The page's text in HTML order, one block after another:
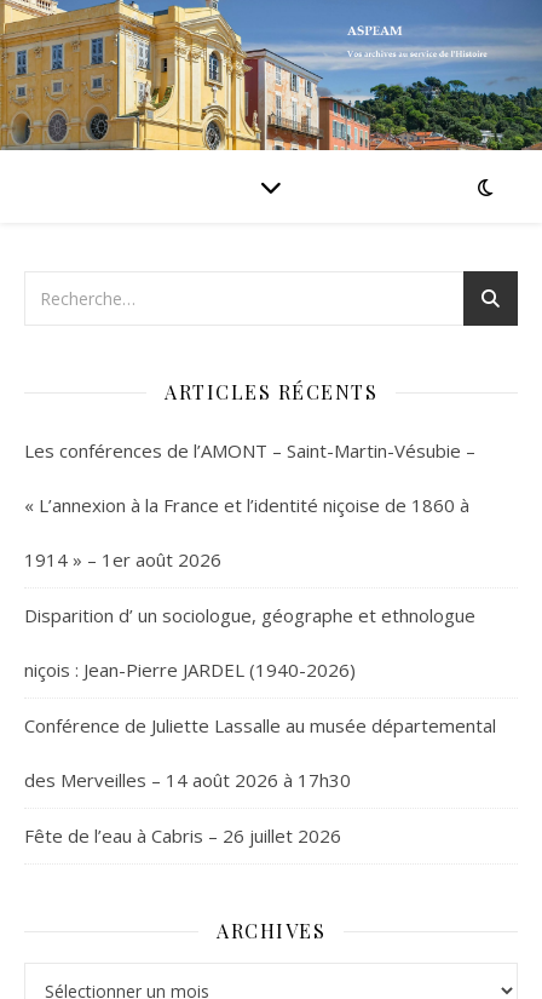
ARTICLES RÉCENTS
Les conférences de l’AMONT – Saint-Martin-Vésubie –
« L’annexion à la France et l’identité niçoise de 1860 à
1914 » – 1er août 2026
Disparition d’ un sociologue, géographe et ethnologue
niçois : Jean-Pierre JARDEL (1940-2026)
Conférence de Juliette Lassalle au musée départemental
des Merveilles – 14 août 2026 à 17h30
Fête de l’eau à Cabris – 26 juillet 2026
ARCHIVES